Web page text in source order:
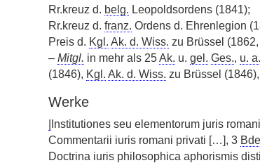
Rr.kreuz d. belg. Leopoldsordens (1841);
Rr.kreuz d. franz. Ordens d. Ehrenlegion
Preis d. Kgl. Ak. d. Wiss. zu Brüssel (1862,
– Mitgl. in mehr als 25Ak. u. gel. Ges., u. a.
(1846), Kgl. Ak. d. Wiss. zu Brüssel (1846),
Werke
Institutiones seu elementorum juris
Commentarii iuris romani privati […], 3
Doctrina iuris philosophica aphorismis